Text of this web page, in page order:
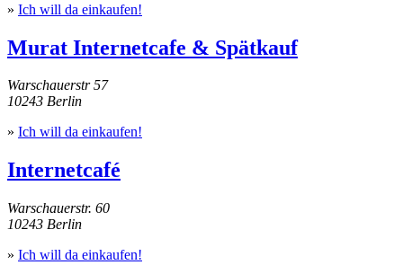
» Ich will da einkaufen!
Murat Internetcafe & Spätkauf
Warschauerstr 57
10243 Berlin
» Ich will da einkaufen!
Internetcafé
Warschauerstr. 60
10243 Berlin
» Ich will da einkaufen!